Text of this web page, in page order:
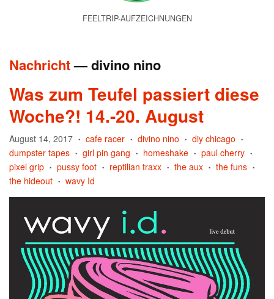
FEELTRIP-AUFZEICHNUNGEN
Nachricht— divino nino
Was zum Teufel passiert diese
Woche?! 14.-20. August
August 14, 2017 • cafe racer • divino nino • diy chicago •
dumpster tapes • girl pin gang • homeshake • paul cherry •
pixel grip • pussy foot • reptilian traxx • the aux • the funs •
the hideout • wavy Id